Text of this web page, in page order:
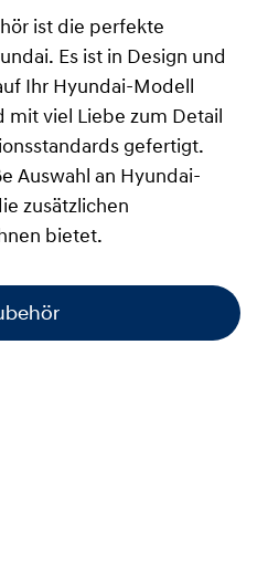
ist die perfekte
Es ist in Design und
Ihr Hyundai-Modell
mit viel Liebe zum Detail
gefertigt.
Auswahl an Hyundai-
zusätzlichen
bietet.